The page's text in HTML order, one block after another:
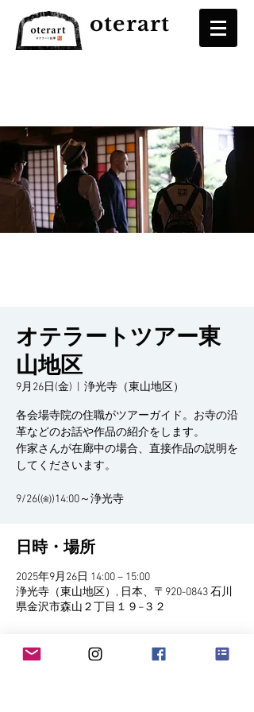
oterart
オテラートツアー東
山地区
9月26日(金) 浄光寺（東山地区）
各会場寺院の住職がツアーガイド。お寺の沿
革などのお話や作品の紹介をします。
作家さんが在廊中の場合、直接作品の説明を
してくださいます。
9/26(㈮)14:00～浄光寺
日時・場所
2025年9月26日 14:00 – 15:00
浄光寺（東山地区）, 日本、〒920-0843 石川
県金沢市森山２丁目１９−３２
イベントについて